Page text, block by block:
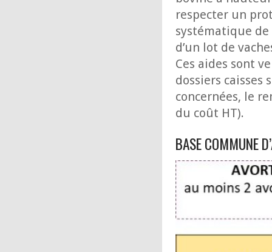
respecter un
systématique de
d’un lot de
Ces aides sont
dossiers caisses
concernées, le
du coût HT).
BASE COMMUNE